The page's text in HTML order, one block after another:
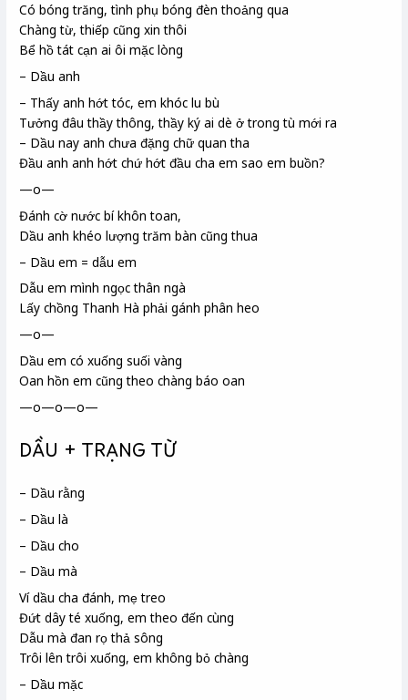
Có bóng trăng, tình phụ bóng đèn thoảng qua
Chàng từ, thiếp cũng xin thôi
Bể hồ tát cạn ai ôi mặc lòng
– Dầu anh
– Thấy anh hớt tóc, em khóc lu bù
Tưởng đâu thầy thông, thầy ký ai dè ở trong tù mới ra
– Dầu nay anh chưa đặng chữ quan tha
Đầu anh anh hớt chứ hớt đầu cha em sao em buồn?
—o—
Đánh cờ nước bí khôn toan,
Dầu anh khéo lượng trăm bàn cũng thua
– Dầu em = dẫu em
Dẫu em mình ngọc thân ngà
Lấy chồng Thanh Hà phải gánh phân heo
—o—
Dầu em có xuống suối vàng
Oan hồn em cũng theo chàng báo oan
—o—o—o—
DẦU + TRẠNG TỪ
– Dầu rằng
– Dầu là
– Dầu cho
– Dầu mà
Ví dầu cha đánh, mẹ treo
Đứt dây té xuống, em theo đến cùng
Dẫu mà đan rọthả sông
Trôi lên trôi xuống, em không bỏ chàng
– Dầu mặc